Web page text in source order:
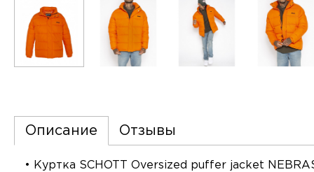
Описание Отзывы
• Куртка SCHOTT Oversized puffer jacket